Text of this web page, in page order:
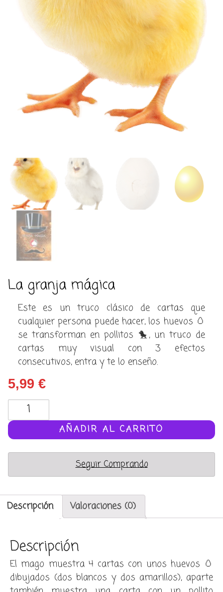
La granja mágica
Este es un truco clásico de cartas que
cualquier persona puede hacer, los huevos 🥚
se transforman en pollitos 🐤, un truco de
cartas muy visual con 3 efectos
consecutivos, entra y te lo enseño.
5,99 €
mágica
cantidad
AÑADIR AL CARRITO
Seguir Comprando
Descripción Valoraciones (0)
Descripción
El mago muestra 4 cartas con unos huevos 🥚
dibujados (dos blancos y dos amarillos), aparte